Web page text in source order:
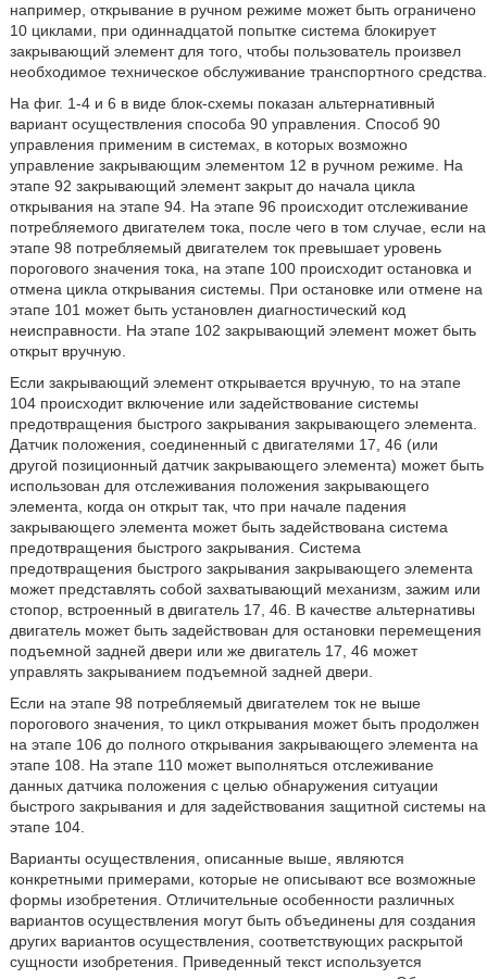
например, открывание в ручном режиме может быть ограничено
10 циклами, при одиннадцатой попытке система блокирует
закрывающий элемент для того, чтобы пользователь произвел
необходимое техническое обслуживание транспортного средства.
На фиг. 1-4 и 6 в виде блок-схемы показан альтернативный
вариант осуществления способа 90 управления. Способ 90
управления применим в системах, в которых возможно
управление закрывающим элементом 12 в ручном режиме. На
этапе 92 закрывающий элемент закрыт до начала цикла
открывания на этапе 94. На этапе 96 происходит отслеживание
потребляемого двигателем тока, после чего в том случае, если на
этапе 98 потребляемый двигателем ток превышает уровень
порогового значения тока, на этапе 100 происходит остановка и
отмена цикла открывания системы. При остановке или отмене на
этапе 101 может быть установлен диагностический код
неисправности. На этапе 102 закрывающий элемент может быть
открыт вручную.
Если закрывающий элемент открывается вручную, то на этапе
104 происходит включение или задействование системы
предотвращения быстрого закрывания закрывающего элемента.
Датчик положения, соединенный с двигателями 17, 46 (или
другой позиционный датчик закрывающего элемента) может быть
использован для отслеживания положения закрывающего
элемента, когда он открыт так, что при начале падения
закрывающего элемента может быть задействована система
предотвращения быстрого закрывания. Система
предотвращения быстрого закрывания закрывающего элемента
может представлять собой захватывающий механизм, зажим или
стопор, встроенный в двигатель 17, 46. В качестве альтернативы
двигатель может быть задействован для остановки перемещения
подъемной задней двери или же двигатель 17, 46 может
управлять закрыванием подъемной задней двери.
Если на этапе 98 потребляемый двигателем ток не выше
порогового значения, то цикл открывания может быть продолжен
на этапе 106 до полного открывания закрывающего элемента на
этапе 108. На этапе 110 может выполняться отслеживание
данных датчика положения с целью обнаружения ситуации
быстрого закрывания и для задействования защитной системы на
этапе 104.
Варианты осуществления, описанные выше, являются
конкретными примерами, которые не описывают все возможные
формы изобретения. Отличительные особенности различных
вариантов осуществления могут быть объединены для создания
других вариантов осуществления, соответствующих раскрытой
сущности изобретения. Приведенный текст используется